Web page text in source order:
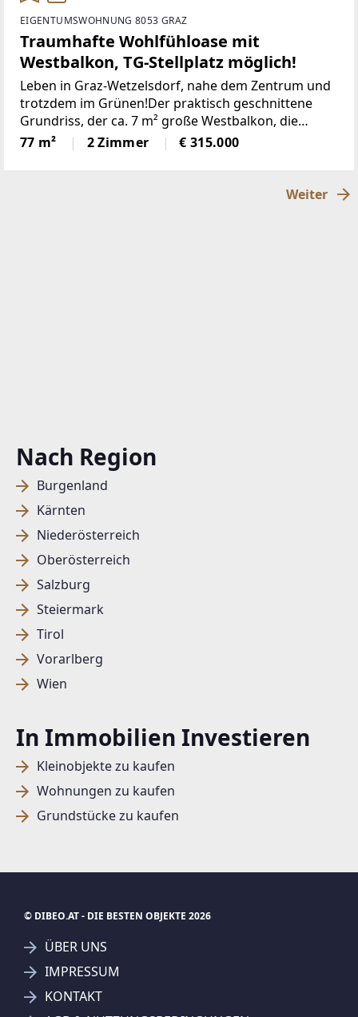
Nach Region
Burgenland
Kärnten
Niederösterreich
Oberösterreich
Salzburg
Steiermark
Tirol
Vorarlberg
Wien
In Immobilien Investieren
Kleinobjekte zu kaufen
Wohnungen zu kaufen
Grundstücke zu kaufen
SUCHAGENT ANLEGEN FÜR DIE
EIGENTUMSWOHNUNG 8053 GRAZ
Traumhafte Wohlfühloase mit
Westbalkon, TG-Stellplatz möglich!
Leben in Graz-Wetzelsdorf, nahe dem Zentrum und
trotzdem im Grünen!Der praktisch geschnittene
Grundriss, der ca. 7 m² große Westbalkon, die
moderne Küche, die ruhige Siedlungslage, das
großzügige Kellerabteil, sind nur einige Highlights
77 m² 2 Zimmer € 315.000
Weiter
© DIBEO.AT - DIE BESTEN OBJEKTE 2026
ÜBER UNS
IMPRESSUM
KONTAKT